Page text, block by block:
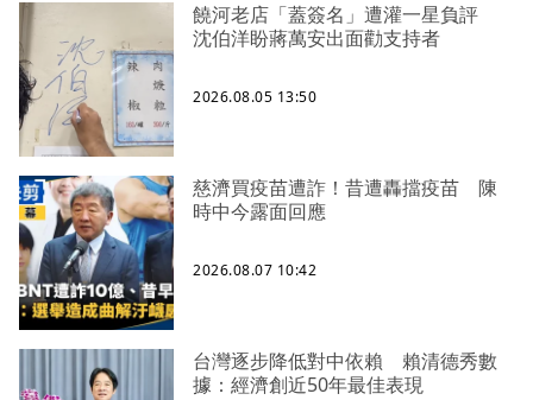
饒河老店「蓋簽名」遭灌一星負評
沈伯洋盼蔣萬安出面勸支持者
2026.08.05 13:50
慈濟買疫苗遭詐！昔遭轟擋疫苗 陳
時中今露面回應
2026.08.07 10:42
台灣逐步降低對中依賴 賴清德秀數
據：經濟創近50年最佳表現